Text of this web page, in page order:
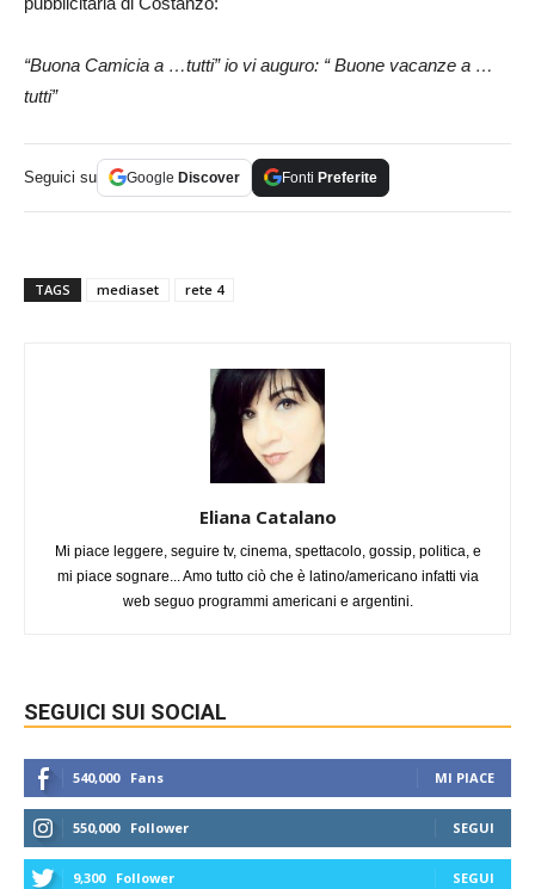
“Buona Camicia a …tutti” io vi auguro: “ Buone vacanze a …
tutti”
Seguici su Google Discover Fonti Preferite
TAGS mediaset rete 4
Eliana Catalano
Mi piace leggere, seguire tv, cinema, spettacolo, gossip, politica, e
mi piace sognare... Amo tutto ciò che è latino/americano infatti via
web seguo programmi americani e argentini.
SEGUICI SUI SOCIAL
540,000 Fans MI PIACE
550,000 Follower SEGUI
9,300 Follower SEGUI